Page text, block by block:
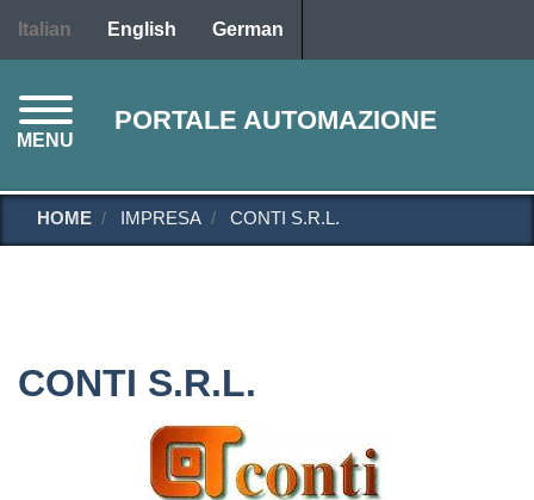
Italian English German
PORTALE AUTOMAZIONE
MENU
HOME IMPRESA CONTI S.R.L.
CONTI S.R.L.